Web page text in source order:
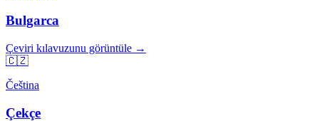
Bulgarca
Çeviri kılavuzunu görüntüle →
🇨🇿
Čeština
Çekçe